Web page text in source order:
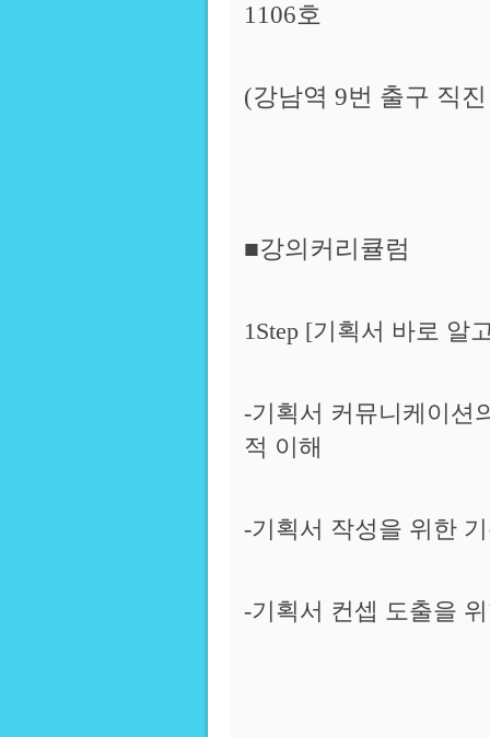
1106호
(강남역 9번 출구 직
■강의커리큘럼
1Step [기획서 바로 알
-기획서 커뮤니케이션
적 이해
-기획서 작성을 위한
-기획서 컨셉 도출을